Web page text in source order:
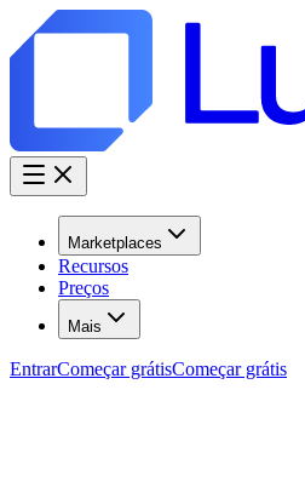
Marketplaces
Recursos
Preços
Mais
EntrarComeçar grátisComeçar grátis